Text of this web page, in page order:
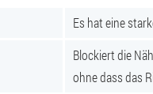
Es hat eine
Blockiert die
ohne dass das